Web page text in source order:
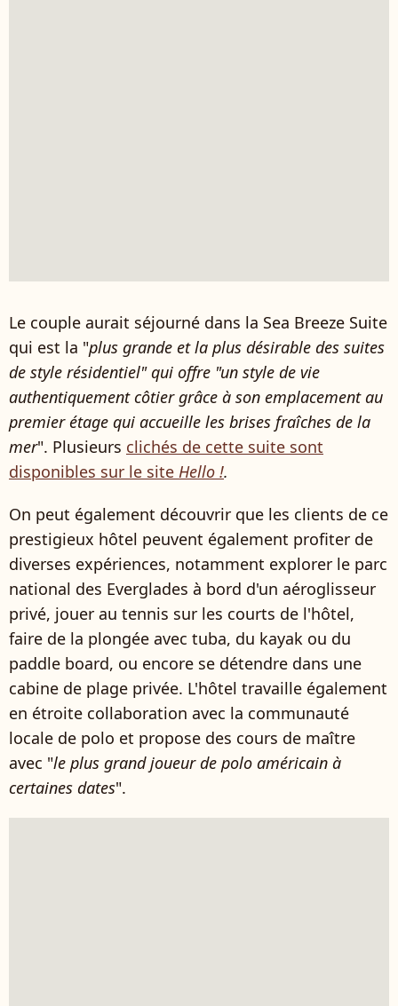
Le couple aurait séjourné dans la Sea Breeze Suite
qui est la "plus grande et la plus désirable des suites
de style résidentiel" qui offre "un style de vie
authentiquement côtier grâce à son emplacement au
premier étage qui accueille les brises fraîches de la
mer". Plusieurs clichés de cette suite sont
disponibles sur le site Hello !.
On peut également découvrir que les clients de ce
prestigieux hôtel peuvent également profiter de
diverses expériences, notamment explorer le parc
national des Everglades à bord d'un aéroglisseur
privé, jouer au tennis sur les courts de l'hôtel,
faire de la plongée avec tuba, du kayak ou du
paddle board, ou encore se détendre dans une
cabine de plage privée. L'hôtel travaille également
en étroite collaboration avec la communauté
locale de polo et propose des cours de maître
avec "le plus grand joueur de polo américain à
certaines dates".